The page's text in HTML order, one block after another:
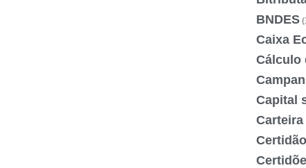
BNDES
Caixa
Cálculo
Capital